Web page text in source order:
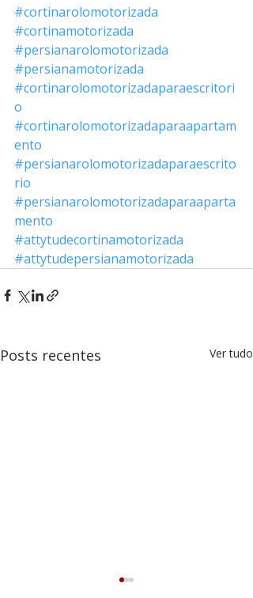
#cortinarolomotorizada
#cortinamotorizada
#persianarolomotorizada
#persianamotorizada
#cortinarolomotorizadaparaescritori
o
#cortinarolomotorizadaparaapartam
ento
#persianarolomotorizadaparaescrito
rio
#persianarolomotorizadaparaaparta
mento
#attytudecortinamotorizada
#attytudepersianamotorizada
Posts recentes Ver tudo